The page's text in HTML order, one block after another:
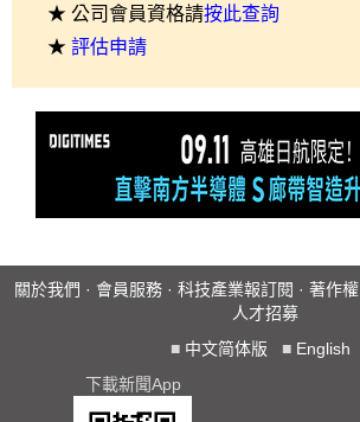
★ 公司會員資格請按此查詢
★ 評估申請
關於我們 · 會員服務 · 科技產業報訂閱 · 著作權
人才招募
■ 中文简体版 ■ English
下載新聞App